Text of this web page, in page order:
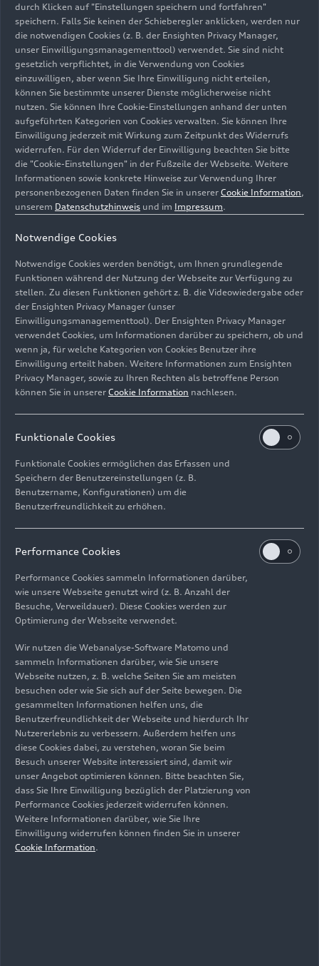
Betrieb. Ein Standort, der verbindet: Natur,
Kultur und Urbanität DerAudi charging hub
(ACH) befindet sich im Stadtteil Shibakōen,
umgeben von zahlreichen Sehenswürdigkeiten
wie dem Tokyo Tower, dem historischen Zojoji-
Tempel und dem 1873 angelegten Shiba-Park.
Die Lage verbindet Natur mit Architektur – grüne
Rückzugsorte treffen auf moderne Büro- und
Hochhäuser. Laden mit Komfort Die zweistöckige
Anlage orientiert sich
12.09.2023 Footage
Audi charging hubMünchen – Footage
(vertikal)
12.09.2023 Footage
Audi charging hubMünchen – Footage
(horizontal)
Neuer Audi charging hub in
München eröffnet
Neu in München:Audiweiht in der bayerischen
Landeshauptstadt den insgesamt fünften
charging hubein Feedback und Freikilometer:
Zusammenarbeit mit &Charge für direkte
12.09.2023 Medieninformation
durch Klicken auf "Einstellungen speichern und fortfahren"
speichern. Falls Sie keinen der Schieberegler anklicken, werden nur
die notwendigen Cookies (z. B. der Ensighten Privacy Manager,
unser Einwilligungsmanagementtool) verwendet. Sie sind nicht
gesetzlich verpflichtet, in die Verwendung von Cookies
einzuwilligen, aber wenn Sie Ihre Einwilligung nicht erteilen,
können Sie bestimmte unserer Dienste möglicherweise nicht
nutzen. Sie können Ihre Cookie-Einstellungen anhand der unten
aufgeführten Kategorien von Cookies verwalten. Sie können Ihre
Einwilligung jederzeit mit Wirkung zum Zeitpunkt des Widerrufs
widerrufen. Für den Widerruf der Einwilligung beachten Sie bitte
die "Cookie-Einstellungen" in der Fußzeile der Webseite. Weitere
Informationen sowie konkrete Hinweise zur Verwendung Ihrer
personenbezogenen Daten finden Sie in unserer Cookie Information,
unserem Datenschutzhinweis und im Impressum.
Notwendige Cookies
Notwendige Cookies werden benötigt, um Ihnen grundlegende
Funktionen während der Nutzung der Webseite zur Verfügung zu
stellen. Zu diesen Funktionen gehört z. B. die Videowiedergabe oder
der Ensighten Privacy Manager (unser
Einwilligungsmanagementtool). Der Ensighten Privacy Manager
verwendet Cookies, um Informationen darüber zu speichern, ob und
wenn ja, für welche Kategorien von Cookies Benutzer ihre
Einwilligung erteilt haben. Weitere Informationen zum Ensighten
Privacy Manager, sowie zu Ihren Rechten als betroffene Person
können Sie in unserer Cookie Information nachlesen.
Funktionale Cookies
Funktionale Cookies ermöglichen das Erfassen und
Speichern der Benutzereinstellungen (z. B.
Benutzername, Konfigurationen) um die
Benutzerfreundlichkeit zu erhöhen.
Performance Cookies
Performance Cookies sammeln Informationen darüber,
wie unsere Webseite genutzt wird (z. B. Anzahl der
Besuche, Verweildauer). Diese Cookies werden zur
Optimierung der Webseite verwendet.
Wir nutzen die Webanalyse-Software Matomo und
sammeln Informationen darüber, wie Sie unsere
Webseite nutzen, z. B. welche Seiten Sie am meisten
besuchen oder wie Sie sich auf der Seite bewegen. Die
gesammelten Informationen helfen uns, die
Benutzerfreundlichkeit der Webseite und hierdurch Ihr
Nutzererlebnis zu verbessern. Außerdem helfen uns
diese Cookies dabei, zu verstehen, woran Sie beim
Besuch unserer Website interessiert sind, damit wir
unser Angebot optimieren können. Bitte beachten Sie,
dass Sie Ihre Einwilligung bezüglich der Platzierung von
Performance Cookies jederzeit widerrufen können.
Weitere Informationen darüber, wie Sie Ihre
Einwilligung widerrufen können finden Sie in unserer
Cookie Information.